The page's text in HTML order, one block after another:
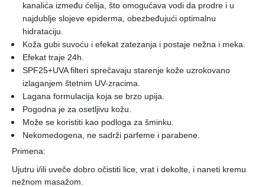
kanalića između ćelija, što omogućava vodi da prodre i u
najdublje slojeve epiderma, obezbeđujući optimalnu
hidrataciju.
Koža gubi suvoću i efekat zatezanja i postaje nežna i meka.
Efekat traje 24h.
SPF25+UVA filteri sprečavaju starenje kože uzrokovano
izlaganjem štetnim UV-zracima.
Lagana formulacija koja se brzo upija.
Pogodna je za osetljivu kožu.
Može se koristiti kao podloga za šminku.
Nekomedogena, ne sadrži parfeme i parabene.
Primena:
Ujutru i/ili uveče dobro očistiti lice, vrat i dekolte, i naneti kremu
nežnom masažom.